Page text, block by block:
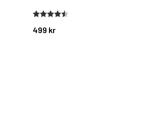
499 kr
Betyg:
4.3 utav 5 stjärnor